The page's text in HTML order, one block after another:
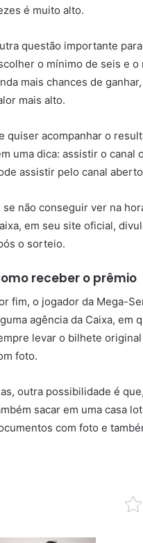
é muito alto.
questão importante
o mínimo de seis e o
mais chances de
mais alto.
quiser acompanhar o
uma dica: assistir o canal
assistir pelo canal
se não conseguir ver na
em seu site oficial,
o sorteio.
receber o prêmio
fim, o jogador da Mega-
agência da Caixa, em
levar o bilhete
foto.
outra possibilidade é
sacar em uma casa
com foto e